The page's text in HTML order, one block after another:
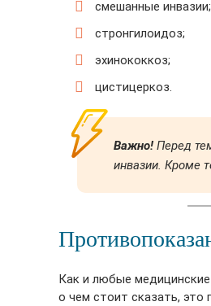
смешанные инвазии;
стронгилоидоз;
эхинококкоз;
цистицеркоз.
Важно! Перед
инвазии. Кроме
Как и любые
о чем стоит сказать, это